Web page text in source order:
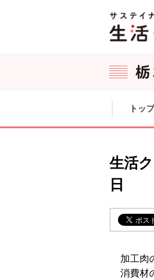
ここからサイト内共通メニューです
サイト内共通メニューをスキップす
トップ
生活
日
加工肉
消費材